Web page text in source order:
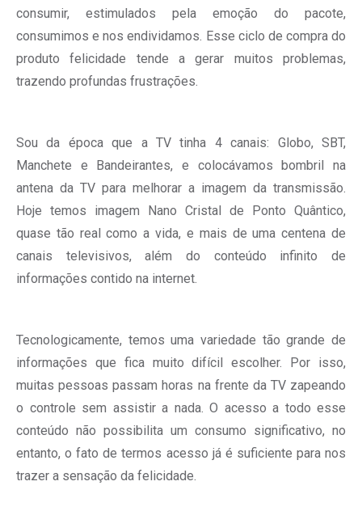
consumir, estimulados pela emoção do pacote,
consumimos e nos endividamos. Esse ciclo de compra do
produto felicidade tende a gerar muitos problemas,
trazendo profundas frustrações.
Sou da época que a TV tinha 4 canais: Globo, SBT,
Manchete e Bandeirantes, e colocávamos bombril na
antena da TV para melhorar a imagem da transmissão.
Hoje temos imagem Nano Cristal de Ponto Quântico,
quase tão real como a vida, e mais de uma centena de
canais televisivos, além do conteúdo infinito de
informações contido na internet.
Tecnologicamente, temos uma variedade tão grande de
informações que fica muito difícil escolher. Por isso,
muitas pessoas passam horas na frente da TV zapeando
o controle sem assistir a nada. O acesso a todo esse
conteúdo não possibilita um consumo significativo, no
entanto, o fato de termos acesso já é suficiente para nos
trazer a sensação da felicidade.